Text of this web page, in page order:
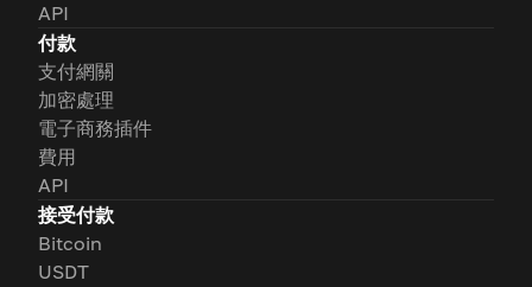
API
付款
支付網關
加密處理
電子商務插件
費用
API
接受付款
Bitcoin
USDT